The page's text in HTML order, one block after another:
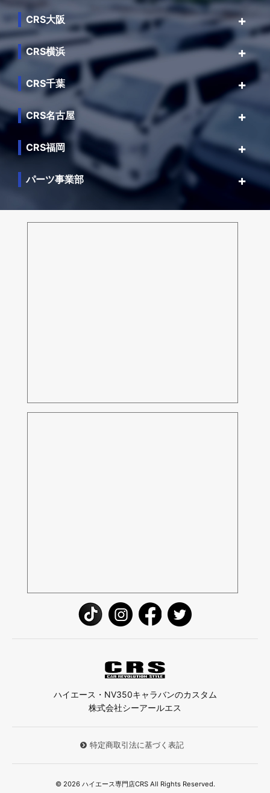
CRS大阪
CRS横浜
CRS千葉
CRS名古屋
CRS福岡
パーツ事業部
ハイエース・NV350キャラバンのカスタム
株式会社シーアールエス
特定商取引法に基づく表記
© 2026 ハイエース専門店CRS All Rights Reserved.